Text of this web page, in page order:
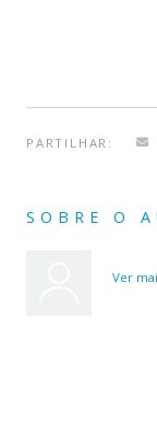
PARTILHAR:
SOBRE O
Ver